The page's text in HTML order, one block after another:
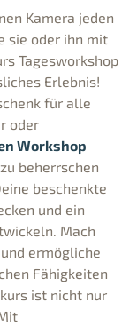
Kamera jeden
sie oder ihn mit
Tagesworkshop
Erlebnis!
für alle
oder
Workshop
beherrschen
beschenkte
und ein
Mach
ermögliche
Fähigkeiten
ist nicht nur